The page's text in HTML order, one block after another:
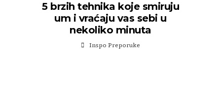
5 brzih tehnika koje smiruju
um i vraćaju vas sebi u
nekoliko minuta
Inspo Preporuke